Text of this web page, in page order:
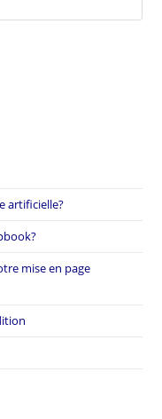
artificielle?
mise en page